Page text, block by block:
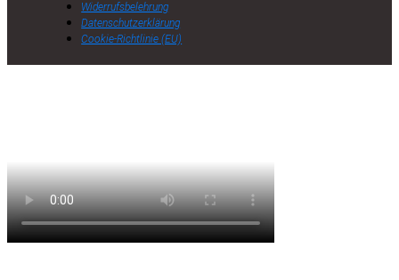
Widerrufsbelehrung
Datenschutzerklärung
Cookie-Richtlinie (EU)